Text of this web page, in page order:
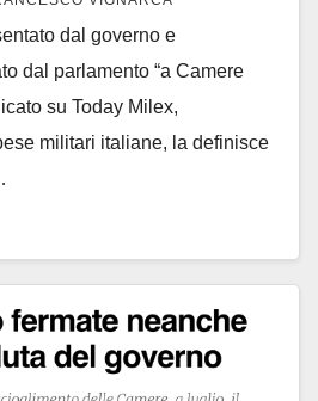
dal governo e
dal parlamento “a Camere
su Today Milex,
militari italiane, la definisce